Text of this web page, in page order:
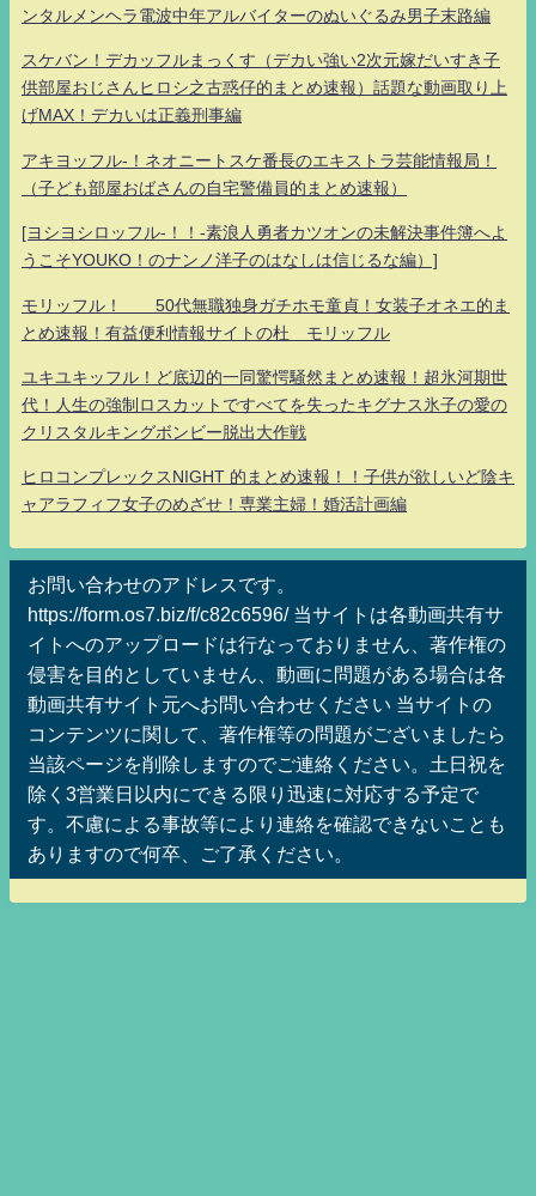
ンタルメンヘラ電波中年アルバイターのぬいぐるみ男子末路編
スケバン！デカッフルまっくす（デカい強い2次元嫁だいすき子
供部屋おじさんヒロシ之古惑仔的まとめ速報）話題な動画取り上
げMAX！デカいは正義刑事編
アキヨッフル-！ネオニートスケ番長のエキストラ芸能情報局！
（子ども部屋おばさんの自宅警備員的まとめ速報）
[ヨシヨシロッフル-！！-素浪人勇者カツオンの未解決事件簿へよ
うこそYOUKO！のナンノ洋子のはなしは信じるな編）]
モリッフル！ 50代無職独身ガチホモ童貞！女装子オネエ的ま
とめ速報！有益便利情報サイトの杜 モリッフル
ユキユキッフル！ど底辺的一同驚愕騒然まとめ速報！超氷河期世
代！人生の強制ロスカットですべてを失ったキグナス氷子の愛の
クリスタルキングボンビー脱出大作戦
ヒロコンプレックスNIGHT 的まとめ速報！！子供が欲しいど陰キ
ャアラフィフ女子のめざせ！専業主婦！婚活計画編
お問い合わせのアドレスです。
https://form.os7.biz/f/c82c6596/ 当サイトは各動画共有サ
イトへのアップロードは行なっておりません、著作権の
侵害を目的としていません、動画に問題がある場合は各
動画共有サイト元へお問い合わせください 当サイトの
コンテンツに関して、著作権等の問題がございましたら
当該ページを削除しますのでご連絡ください。土日祝を
除く3営業日以内にできる限り迅速に対応する予定で
す。不慮による事故等により連絡を確認できないことも
ありますので何卒、ご了承ください。